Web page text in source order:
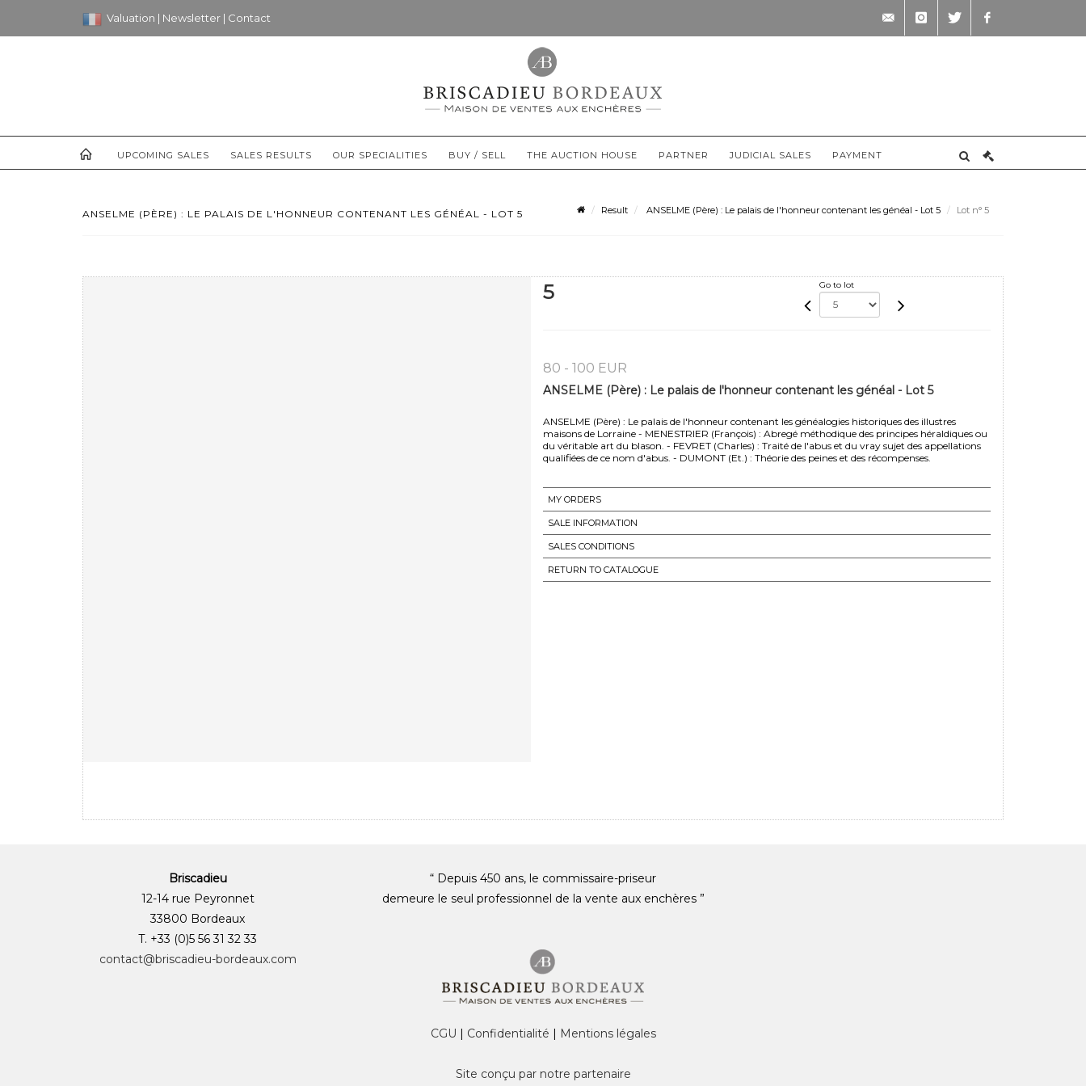
Valuation | Newsletter | Contact
UPCOMING SALES SALES RESULTS OUR SPECIALITIES BUY / SELL THE AUCTION HOUSE PARTNER JUDICIAL SALES PAYMENT
ANSELME (PÈRE) : LE PALAIS DE L'HONNEUR CONTENANT LES GÉNÉAL - LOT 5 Result ANSELME (Père) : Le palais de l'honneur contenant les généal - Lot 5 Lot n° 5
5 Go to lot
80 - 100 EUR
ANSELME (Père) : Le palais de l'honneur contenant les généal - Lot 5
ANSELME (Père) : Le palais de l'honneur contenant les généalogies historiques des illustres
maisons de Lorraine - MENESTRIER (François) : Abregé méthodique des principes héraldiques ou
du véritable art du blason. - FEVRET (Charles) : Traité de l'abus et du vray sujet des appellations
qualifiées de ce nom d'abus. - DUMONT (Et.) : Théorie des peines et des récompenses.
MY ORDERS
SALE INFORMATION
SALES CONDITIONS
RETURN TO CATALOGUE
Briscadieu
12-14 rue Peyronnet
33800 Bordeaux
T. +33 (0)5 56 31 32 33
contact@briscadieu-bordeaux.com
“ Depuis 450 ans, le commissaire-priseur
demeure le seul professionnel de la vente aux enchères ”
CGU | Confidentialité | Mentions légales
Site conçu par notre partenaire